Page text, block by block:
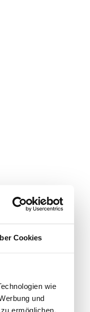
Cookies
wie
und
ermöglichen.